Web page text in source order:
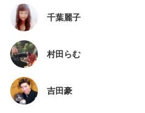
千葉麗子
村田らむ
吉田豪